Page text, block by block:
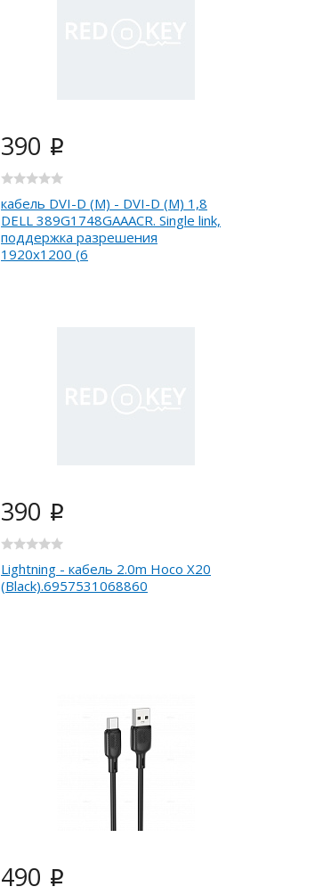
390 i
кабель DVI-D (M) - DVI-D (M) 1,8
DELL 389G1748GAAACR. Single link,
поддержка разрешения
1920x1200 (6
390 i
Lightning - кабель 2.0m Hoco X20
(Black).6957531068860
490 i